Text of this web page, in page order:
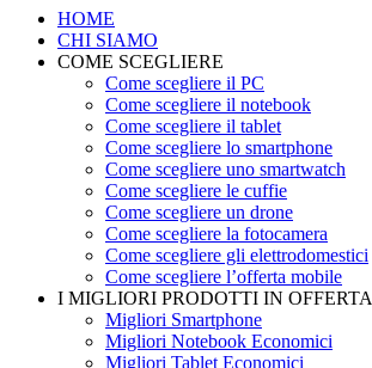
HOME
CHI SIAMO
COME SCEGLIERE
Come scegliere il PC
Come scegliere il notebook
Come scegliere il tablet
Come scegliere lo smartphone
Come scegliere uno smartwatch
Come scegliere le cuffie
Come scegliere un drone
Come scegliere la fotocamera
Come scegliere gli elettrodomestici
Come scegliere l’offerta mobile
I MIGLIORI PRODOTTI IN OFFERTA
Migliori Smartphone
Migliori Notebook Economici
Migliori Tablet Economici